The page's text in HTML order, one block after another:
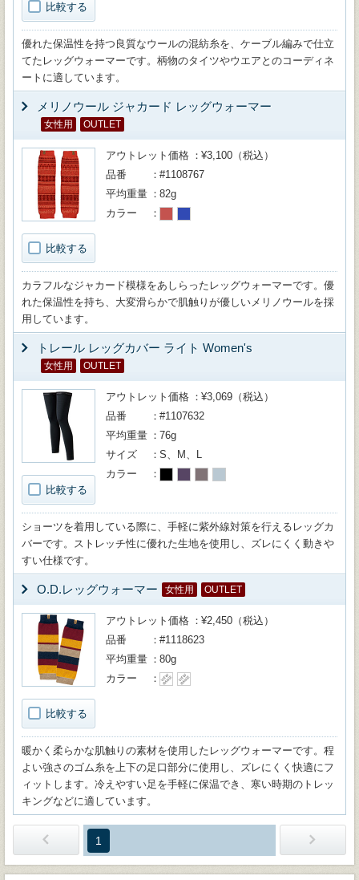
比較する
優れた保温性を持つ良質なウールの混紡糸を、ケーブル編みで仕立
てたレッグウォーマーです。柄物のタイツやウエアとのコーディネ
ートに適しています。
メリノウール ジャカード レッグウォーマー
女性用 OUTLET
比較する
アウトレット価格
¥3,100（税込）
品番
#1108767
平均重量
82g
カラー
カラフルなジャカード模様をあしらったレッグウォーマーです。優
れた保温性を持ち、大変滑らかで肌触りが優しいメリノウールを採
用しています。
トレール レッグカバー ライト Women's
女性用 OUTLET
比較する
アウトレット価格
¥3,069（税込）
品番
#1107632
平均重量
76g
サイズ
S、M、L
カラー
ショーツを着用している際に、手軽に紫外線対策を行えるレッグカ
バーです。ストレッチ性に優れた生地を使用し、ズレにくく動きや
すい仕様です。
O.D.レッグウォーマー 女性用 OUTLET
比較する
アウトレット価格
¥2,450（税込）
品番
#1118623
平均重量
80g
カラー
暖かく柔らかな肌触りの素材を使用したレッグウォーマーです。程
よい強さのゴム糸を上下の足口部分に使用し、ズレにくく快適にフ
ィットします。冷えやすい足を手軽に保温でき、寒い時期のトレッ
キングなどに適しています。
1